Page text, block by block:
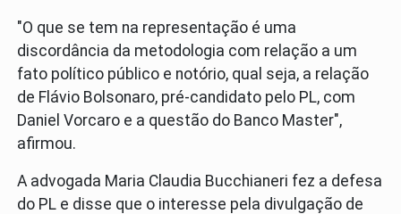
"O que se tem na representação é uma
discordância da metodologia com relação a um
fato político público e notório, qual seja, a relação
de Flávio Bolsonaro, pré-candidato pelo PL, com
Daniel Vorcaro e a questão do Banco Master",
afirmou.
A advogada Maria Claudia Bucchianeri fez a defesa
do PL e disse que o interesse pela divulgação de